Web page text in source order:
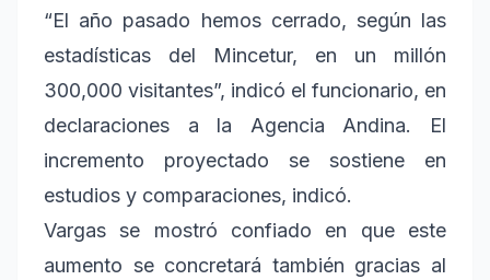
“El año pasado hemos cerrado, según las
estadísticas del Mincetur, en un millón
300,000 visitantes”, indicó el funcionario, en
declaraciones a la Agencia Andina. El
incremento proyectado se sostiene en
estudios y comparaciones, indicó.
Vargas se mostró confiado en que este
aumento se concretará también gracias al